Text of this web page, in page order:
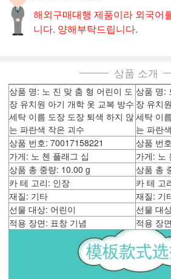
해외구매대행 제품이라 외국어
니다. 양해부탁드립니다.
상품 소개
상품 명: 노 진 맞 춤 형 어린이 도
장 유치원 아기 개학 옷 교복 방수
세탁 이름 도장 도장 퇴색 하지 않
는 파란색 작은 괴수
상품 명:
장 유치
세탁 이
는 파란
상품 번호: 70017158221
상품 번
가게: 노 첸 플래그 십
가게: 노
상품 총 중량: 10.00 g
상품 총
카 테 고리: 인장
카 테 고
재질: 기타
재질: 기
선물 대상: 어린이
선물 대
적용 장면: 표창 기념
적용 장